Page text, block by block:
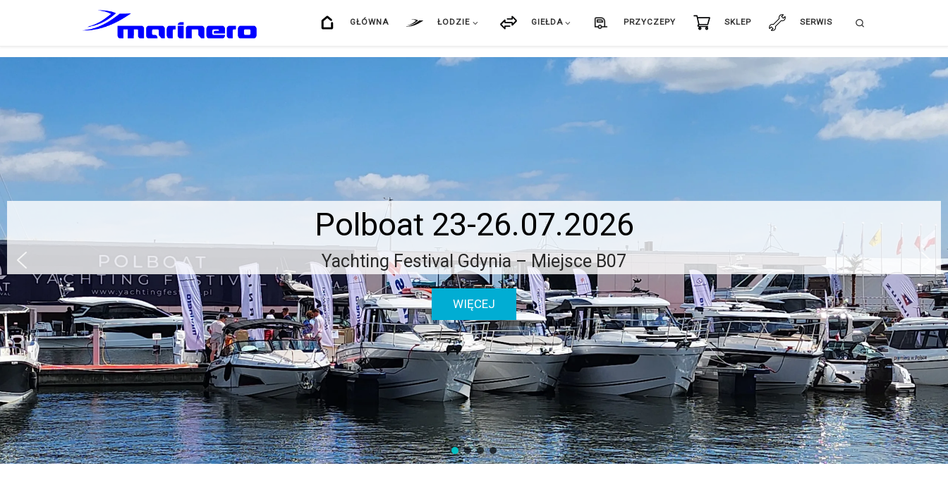
GŁÓWNA ŁODZIE GIEŁDA PRZYCZEPY SKLEP SERWIS
Polboat 23-26.07.2026
Yachting Festival Gdynia – Miejsce B07
WIĘCEJ